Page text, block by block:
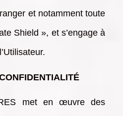
et notamment toute
Shield », et s’engage à
met en œuvre des